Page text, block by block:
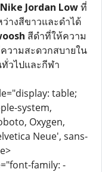
Nike Jordan Lowที่
างสีขาวและดำได้
สีดำที่ให้ความ
วามสะดวกสบายใน
วไปและกีฬา
table;
system,
Oxygen,
Neue', sans-
family: -